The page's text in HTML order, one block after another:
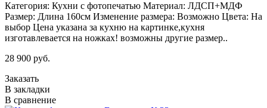
Категория: Кухни с фотопечатью Материал: ЛДСП+МДФ
Размер: Длина 160см Изменение размера: Возможно Цвета: На
выбор Цена указана за кухню на картинке,кухня
изготавлевается на ножках! возможны другие размер..
28 900 руб.
Заказать
В закладки
В сравнение